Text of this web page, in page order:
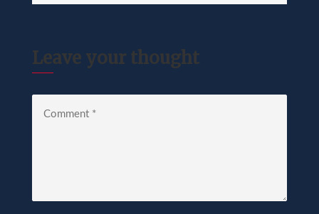
Leave your thought